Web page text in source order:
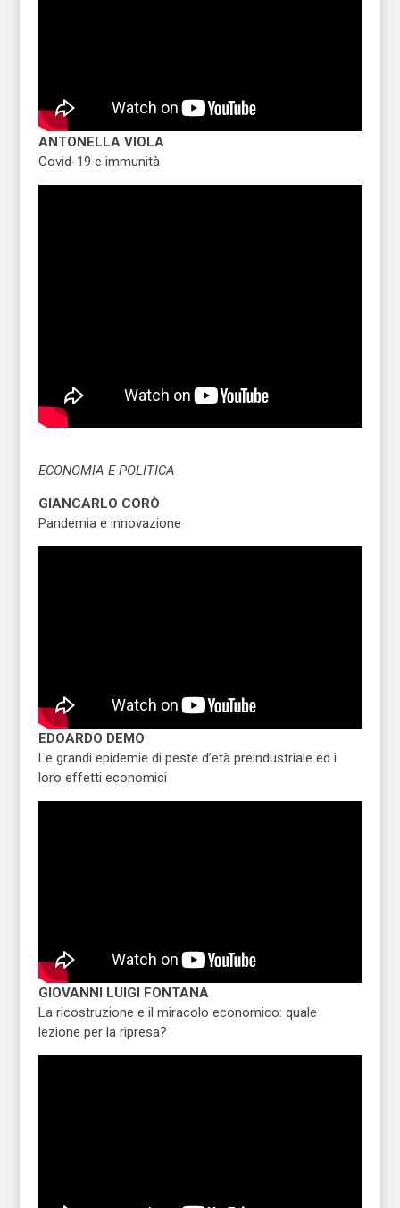
ANTONELLA VIOLA
Covid-19 e immunità
ECONOMIA E POLITICA
GIANCARLO CORÒ
Pandemia e innovazione
EDOARDO DEMO
Le grandi epidemie di peste d’età preindustriale ed i
loro effetti economici
GIOVANNI LUIGI FONTANA
La ricostruzione e il miracolo economico: quale
lezione per la ripresa?